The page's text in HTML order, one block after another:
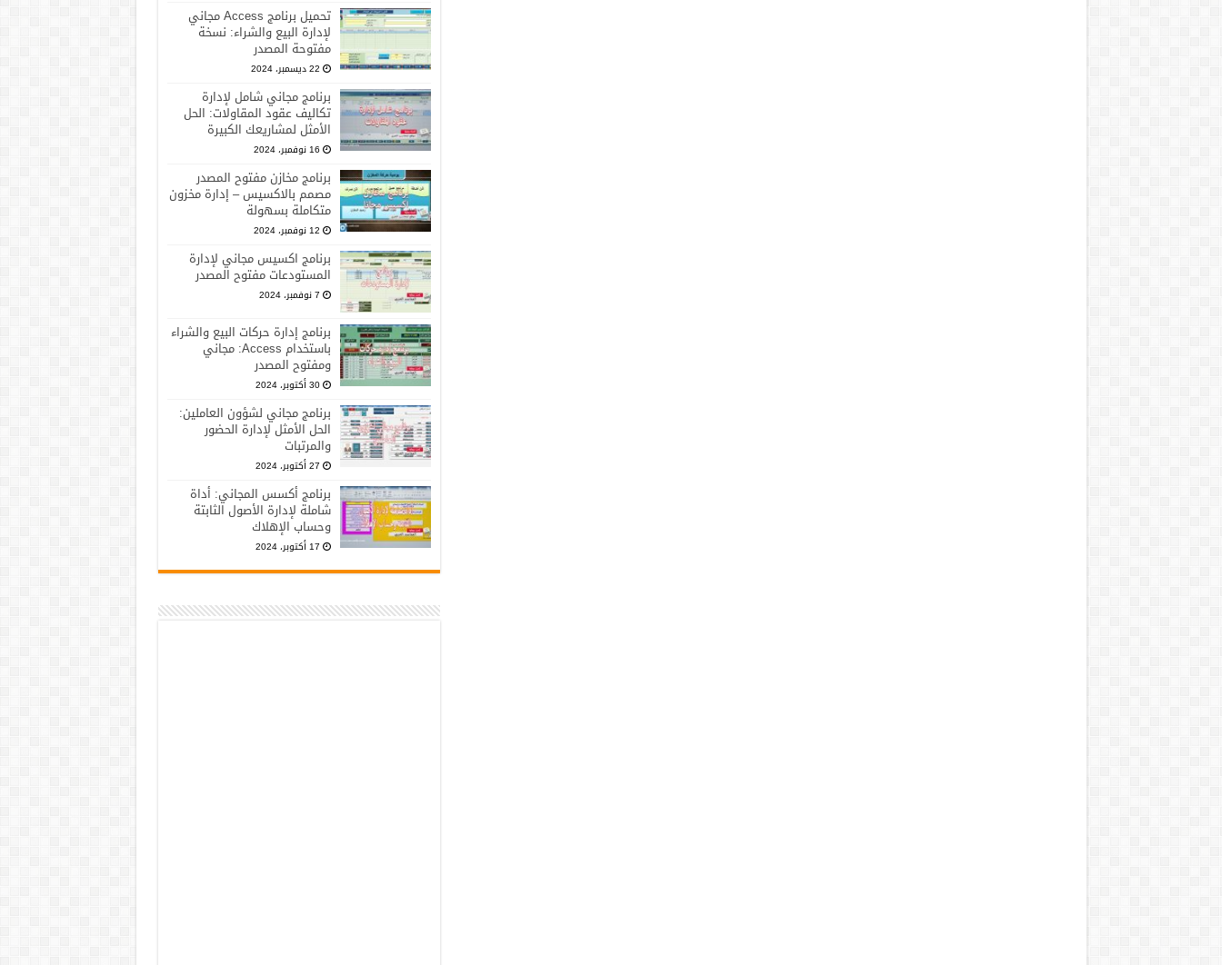
تحميل برنامج Access مجاني
لإدارة البيع والشراء: نسخة
مفتوحة المصدر
22 ديسمبر، 2024
برنامج مجاني شامل لإدارة
تكاليف عقود المقاولات: الحل
الأمثل لمشاريعك الكبيرة
16 نوفمبر، 2024
برنامج مخازن مفتوح المصدر
مصمم بالاكسيس – إدارة مخزون
متكاملة بسهولة
12 نوفمبر، 2024
برنامج اكسيس مجاني لإدارة
المستودعات مفتوح المصدر
7 نوفمبر، 2024
برنامج إدارة حركات البيع والشراء
باستخدام Access: مجاني
ومفتوح المصدر
30 أكتوبر، 2024
برنامج مجاني لشؤون العاملين:
الحل الأمثل لإدارة الحضور
والمرتبات
27 أكتوبر، 2024
برنامج أكسس المجاني: أداة
شاملة لإدارة الأصول الثابتة
وحساب الإهلاك
17 أكتوبر، 2024